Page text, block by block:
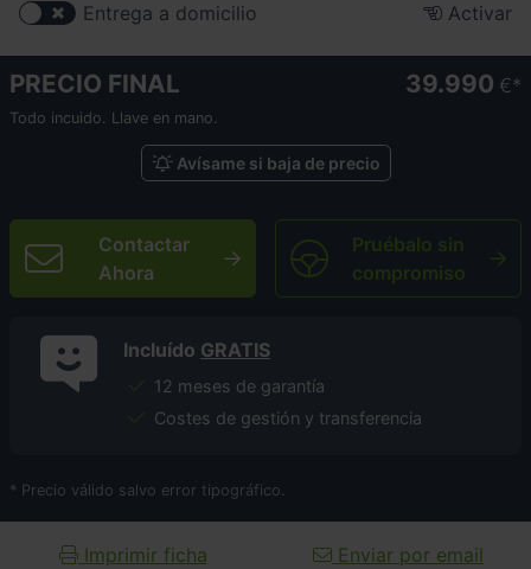
Entrega a domicilio Activar
PRECIO FINAL 39.990 €
Todo incuido. Llave en mano.
Avísame si baja de precio
Contactar
Ahora
Pruébalo sin
compromiso
Incluído GRATIS
12 meses de garantía
Costes de gestión y transferencia
* Precio válido salvo error tipográfico.
Imprimir ficha Enviar por email